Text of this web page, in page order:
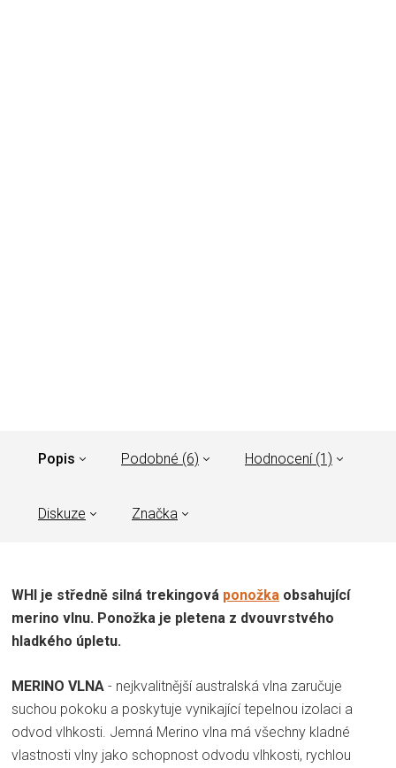
Popis Podobné (6) Hodnocení (1)
Diskuze Značka
WHI je středně silná trekingová ponožka obsahující
merino vlnu. Ponožka je pletena z dvouvrstvého
hladkého úpletu.
MERINO VLNA - nejkvalitnější australská vlna zaručuje
suchou pokoku a poskytuje vynikající tepelnou izolaci a
odvod vlhkosti. Jemná Merino vlna má všechny kladné
vlastnosti vlny jako schopnost odvodu vlhkosti, rychlou